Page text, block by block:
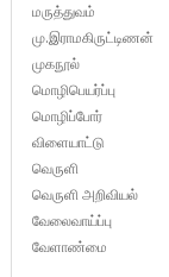
மருத்துவம்
மு.இராமகிருட்டிணன்
முகநூல்
மொழிபெயர்ப்பு
மொழிப்போர்
விளையாட்டு
வெருளி
வெருளி அறிவியல்
வேலைவாய்ப்பு
வேளாண்மை